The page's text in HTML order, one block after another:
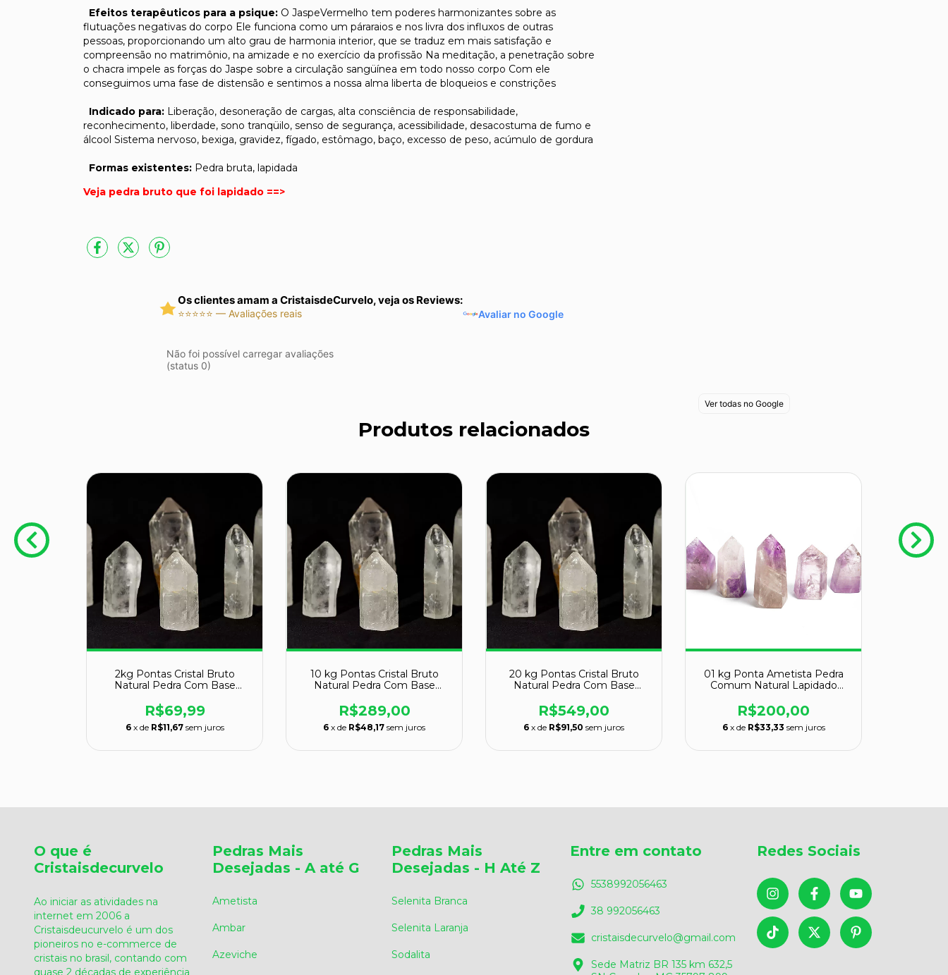
Efeitos terapêuticos para a psique: O JaspeVermelho tem poderes harmonizantes sobre as
flutuações negativas do corpo Ele funciona como um páraraios e nos livra dos influxos de outras
pessoas, proporcionando um alto grau de harmonia interior, que se traduz em mais satisfação e
compreensão no matrimônio, na amizade e no exercício da profissão Na meditação, a penetração sobre
o chacra impele as forças do Jaspe sobre a circulação sangüínea em todo nosso corpo Com ele
conseguimos uma fase de distensão e sentimos a nossa alma liberta de bloqueios e constrições
Indicado para: Liberação, desoneração de cargas, alta consciência de responsabilidade,
reconhecimento, liberdade, sono tranqüilo, senso de segurança, acessibilidade, desacostuma de fumo e
álcool Sistema nervoso, bexiga, gravidez, fígado, estômago, baço, excesso de peso, acúmulo de gordura
Formas existentes: Pedra bruta, lapidada
Veja pedra bruto que foi lapidado ==>
Os clientes amam a CristaisdeCurvelo, veja os Reviews:
⭐⭐⭐⭐⭐ — Avaliações reais Avaliar no Google
Não foi possível carregar avaliações
(status 0)
Ver todas no Google
Produtos relacionados
2kg Pontas Cristal Bruto
Natural Pedra Com Base
R$69,99
6 x de R$11,67 sem juros
10 kg Pontas Cristal Bruto
Natural Pedra Com Base
R$289,00
6 x de R$48,17 sem juros
20 kg Pontas Cristal Bruto
Natural Pedra Com Base
R$549,00
6 x de R$91,50 sem juros
01 kg Ponta Ametista Pedra
Comum Natural Lapidado
R$200,00
6 x de R$33,33 sem juros
O que é
Cristaisdecurvelo
Ao iniciar as atividades na
internet em 2006 a
Cristaisdeucurvelo é um dos
pioneiros no e-commerce de
cristais no brasil, contando com
quase 2 décadas de experiência
Pedras Mais
Desejadas - A até G
Ametista
Ambar
Azeviche
Pedras Mais
Desejadas - H Até Z
Selenita Branca
Selenita Laranja
Sodalita
Entre em contato
5538992056463
38 992056463
cristaisdecurvelo@gmail.com
Sede Matriz BR 135 km 632,5
Redes Sociais